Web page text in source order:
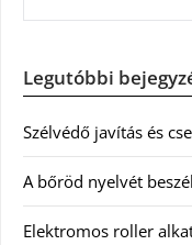
Legutóbbi
Szélvédő javítás és
A bőröd nyelvét
Elektromos roller